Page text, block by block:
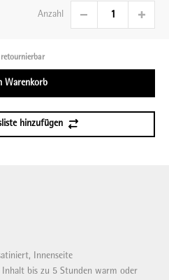
Anzahl
Warenkorb
hinzufügen
Innenseite
bis zu 5 Stunden warm oder